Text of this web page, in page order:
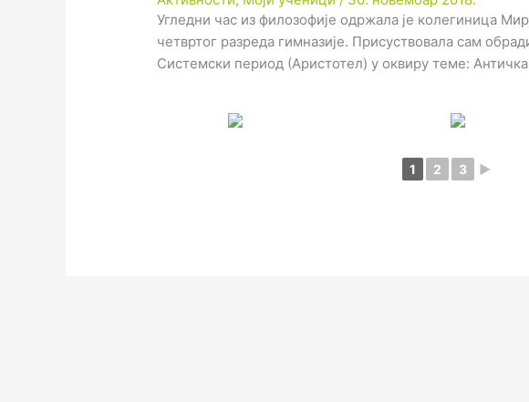
Угледни час из филозофије одржала је колегиница
четвртог разреда гимназије. Присуствовала сам
Системски период (Аристотел) у оквиру теме:
1 2 3 ►